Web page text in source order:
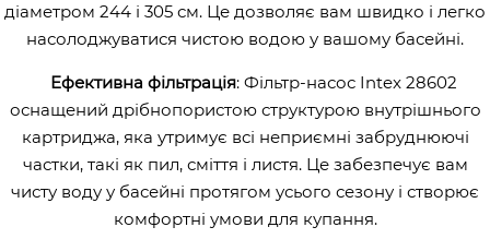
діаметром 244 і 305 см. Це дозволяє вам швидко і легко
насолоджуватися чистою водою у вашому басейні.
Ефективна фільтрація: Фільтр-насос Intex 28602
оснащений дрібнопористою структурою внутрішнього
картриджа, яка утримує всі неприємні забруднюючі
частки, такі як пил, сміття і листя. Це забезпечує вам
чисту воду у басейні протягом усього сезону і створює
комфортні умови для купання.